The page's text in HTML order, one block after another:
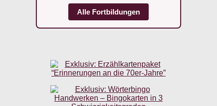
Alle Fortbildungen